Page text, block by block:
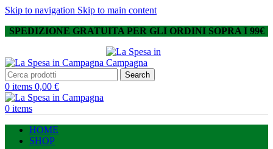
Skip to navigation Skip to main content
SPEDIZIONE GRATUITA PER GLI ORDINI SOPRA I 99€
Search
0 items 0,00 €
0 items
HOME
SHOP